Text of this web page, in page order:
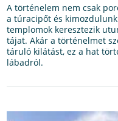
A történelem nem csak
a túracipőt és
templomok keresztezik
tájat. Akár a történelmet
táruló kilátást, ez a hat
lábadról.